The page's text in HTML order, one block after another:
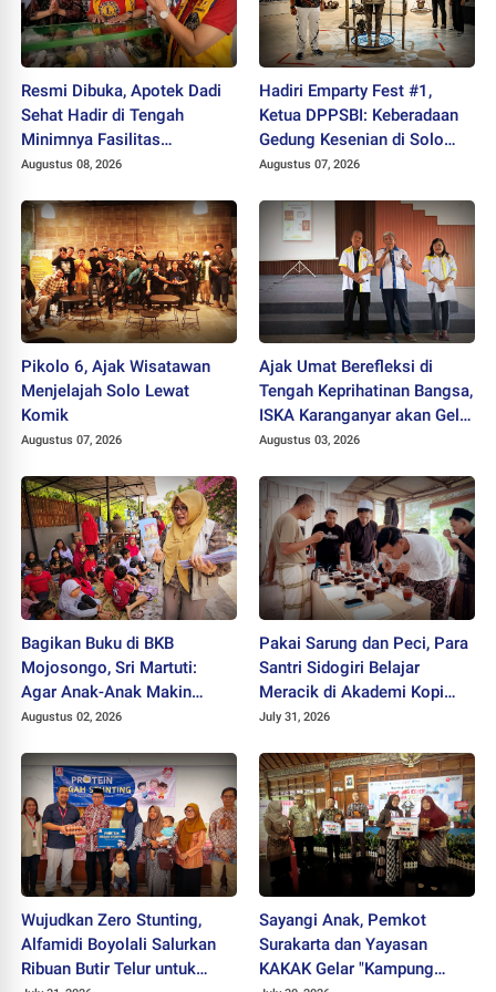
Resmi Dibuka, Apotek Dadi
Sehat Hadir di Tengah
Minimnya Fasilitas
Kesehatan Kawasan Jeruk
Augustus 08, 2026
Hadiri Emparty Fest #1,
Ketua DPPSBI: Keberadaan
Gedung Kesenian di Solo
Sangat Mendesak
Augustus 07, 2026
Pikolo 6, Ajak Wisatawan
Menjelajah Solo Lewat
Komik
Augustus 07, 2026
Ajak Umat Berefleksi di
Tengah Keprihatinan Bangsa,
ISKA Karanganyar akan Gelar
"Mlampah Ziarah"
Augustus 03, 2026
Bagikan Buku di BKB
Mojosongo, Sri Martuti:
Agar Anak-Anak Makin
Kreatif
Augustus 02, 2026
Pakai Sarung dan Peci, Para
Santri Sidogiri Belajar
Meracik di Akademi Kopi
Santri
July 31, 2026
Wujudkan Zero Stunting,
Alfamidi Boyolali Salurkan
Ribuan Butir Telur untuk
Sayangi Anak, Pemkot
Surakarta dan Yayasan
KAKAK Gelar "Kampung